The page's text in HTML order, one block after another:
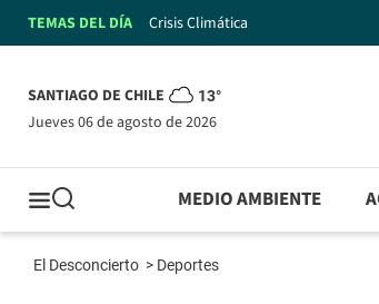
TEMAS DEL DÍA Crisis Climática
SANTIAGO DE CHILE 13°
jueves 06 de agosto de 2026
MEDIO AMBIENTE
El Desconcierto > Deportes